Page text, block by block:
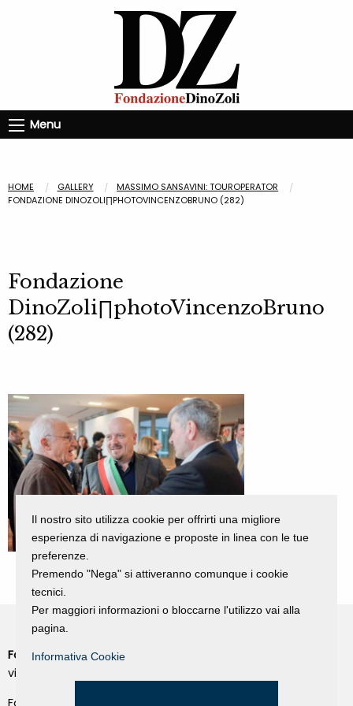
Menu
HOME GALLERY
MASSIMO SANSAVINI: TOUROPERATOR
FONDAZIONE DINOZOLI∏PHOTOVINCENZOBRUNO (282)
Fondazione
DinoZoli∏photoVincenzoBruno
(282)
Fondazione Dino Zoli
viale Bologna 288, Forlì
Fondo dot. euro 285.000 i.v.
Il nostro sito utilizza cookie per offrirti una migliore
esperienza di navigazione e proposte in linea con le tue
preferenze.
Premendo "Nega" si attiveranno comunque i cookie
tecnici.
Per maggiori informazioni o bloccarne l'utilizzo vai alla
pagina.
Informativa Cookie